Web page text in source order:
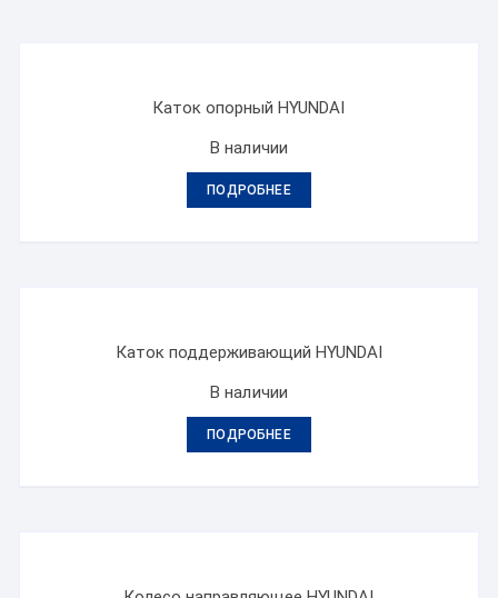
Каток опорный HYUNDAI
В наличии
ПОДРОБНЕЕ
Каток поддерживающий HYUNDAI
В наличии
ПОДРОБНЕЕ